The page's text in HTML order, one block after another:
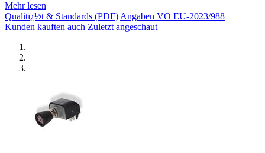
Mehr lesen
Qualitï¿½t & Standards (PDF)Angaben VO EU-2023/988
Kunden kauften auch Zuletzt angeschaut